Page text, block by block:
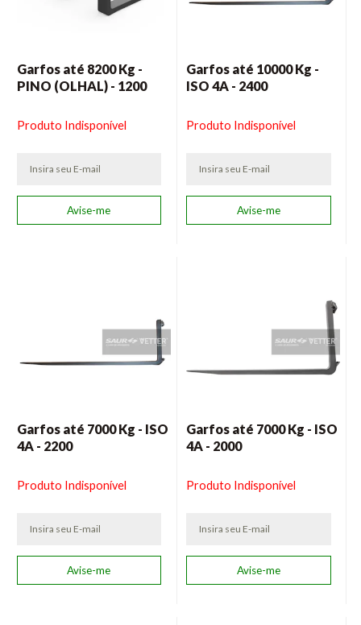
Garfos até 8200 Kg -
PINO (OLHAL) - 1200
Produto Indisponível
Garfos até 10000 Kg -
ISO 4A - 2400
Produto Indisponível
Garfos até 7000 Kg - ISO
4A - 2200
Produto Indisponível
Garfos até 7000 Kg - ISO
4A - 2000
Produto Indisponível